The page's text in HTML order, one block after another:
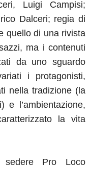
Luigi Campisi;
Dalceri; regia di
quello di una rivista
ma i contenuti
da uno sguardo
i protagonisti,
nella tradizione (la
e l’ambientazione,
la vita
Pro Loco